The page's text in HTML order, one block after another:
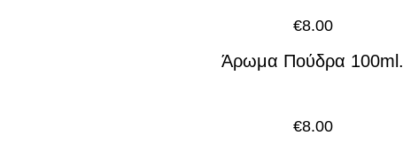
€8.00
Άρωμα Πούδρα 100ml.
€8.00